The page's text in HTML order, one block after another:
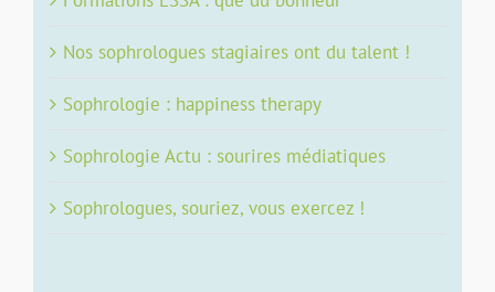
Nos sophrologues stagiaires ont du talent !
Sophrologie : happiness therapy
Sophrologie Actu : sourires médiatiques
Sophrologues, souriez, vous exercez !